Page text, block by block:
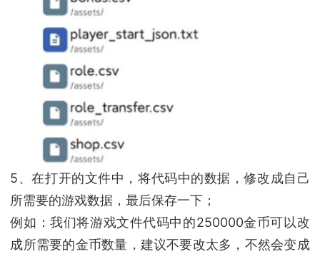
5、在打开的文件中，将代码中的数据，修改成自己
所需要的游戏数据，最后保存一下；
例如：我们将游戏文件代码中的250000金币可以改
成所需要的金币数量，建议不要改太多，不然会变成